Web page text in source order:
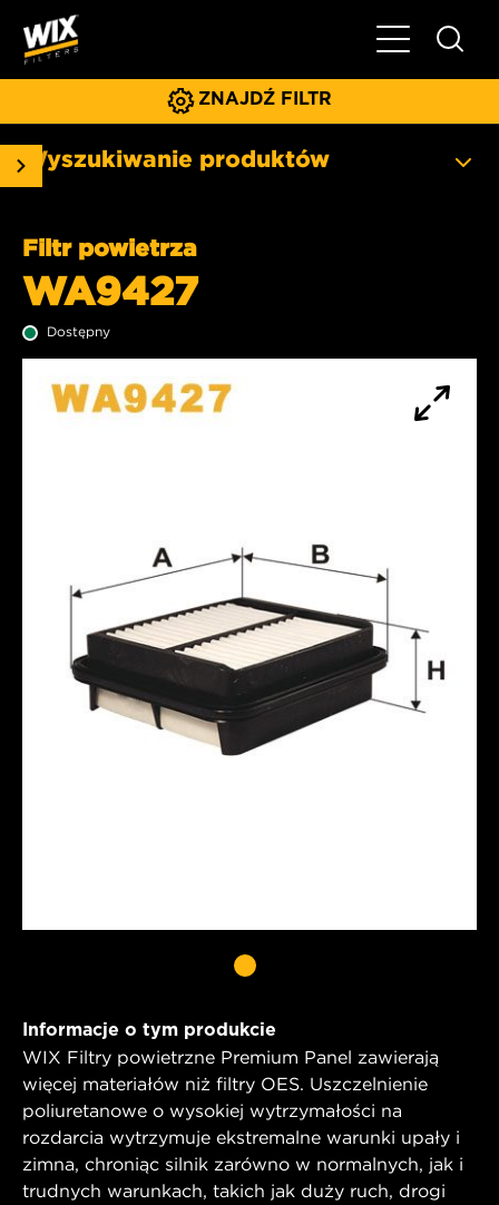
Pokaż/ukryj
ZNAJDŹ FILTR
Wyszukiwanie produktów
Filtr powietrza
WA9427
Dostępny
Informacje o tym produkcie
WIX Filtry powietrzne Premium Panel zawierają
więcej materiałów niż filtry OES. Uszczelnienie
poliuretanowe o wysokiej wytrzymałości na
rozdarcia wytrzymuje ekstremalne warunki upały i
zimna, chroniąc silnik zarówno w normalnych, jak i
trudnych warunkach, takich jak duży ruch, drogi